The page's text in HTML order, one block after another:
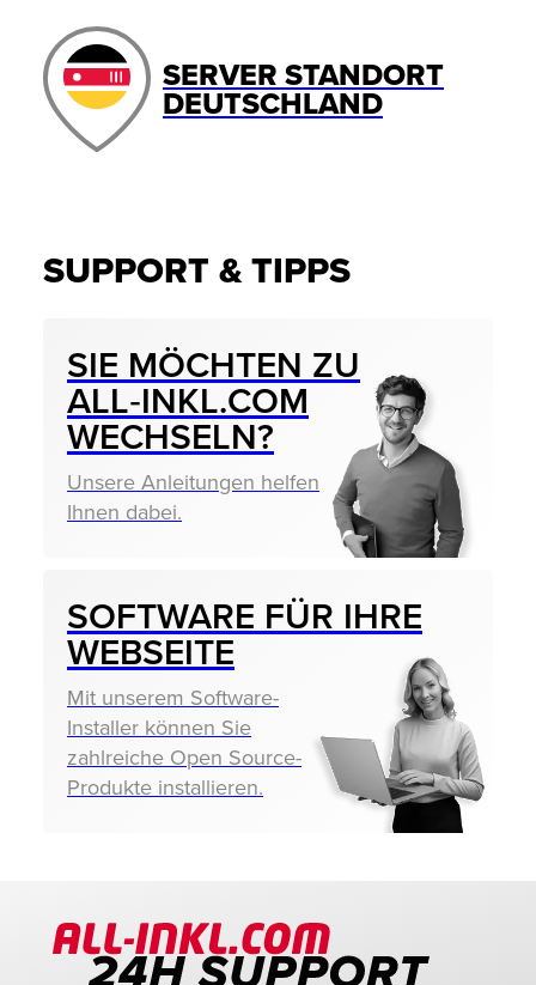
SERVER STANDORT
DEUTSCHLAND
SUPPORT & TIPPS
SIE MÖCHTEN ZU
ALL‑INKL.COM
WECHSELN?
Unsere Anleitungen helfen
Ihnen dabei.
SOFTWARE FÜR IHRE
WEBSEITE
Mit unserem Software-
Installer können Sie
zahlreiche Open Source-
Produkte installieren.